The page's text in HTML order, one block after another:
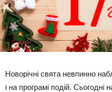
Новорічні свята невпинно
і на програмі подій. Сьогодні